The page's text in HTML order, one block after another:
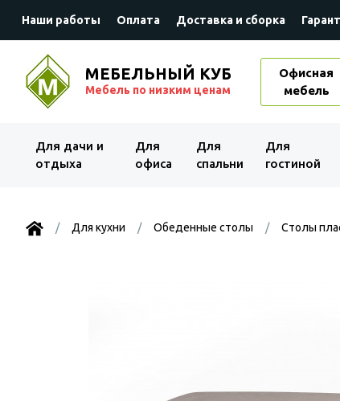
Наши работы Оплата Доставка и сборка
МЕБЕЛЬНЫЙ КУБ
Мебель по низким ценам
Офисная
мебель
Для дачи и
отдыха
Для
офиса
Для
спальни
Для
гостиной
Для кухни Обеденные столы Столы